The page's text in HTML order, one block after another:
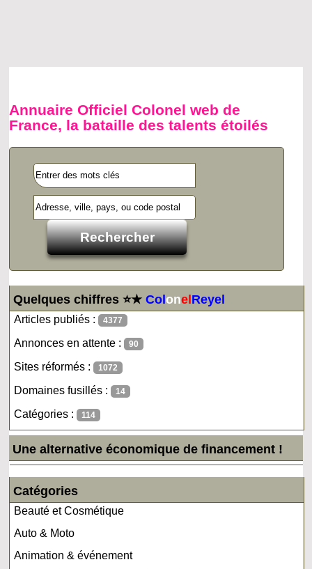
Annuaire Officiel Colonel web de
France, la bataille des talents étoilés
Quelques chiffres ⭐★ColonelReyel
Articles publiés : 4377
Annonces en attente : 90
Sites réformés : 1072
Domaines fusillés : 14
Catégories : 114
Une alternative économique de financement !
Catégories
Beauté et Cosmétique
Auto & Moto
Animation & événement